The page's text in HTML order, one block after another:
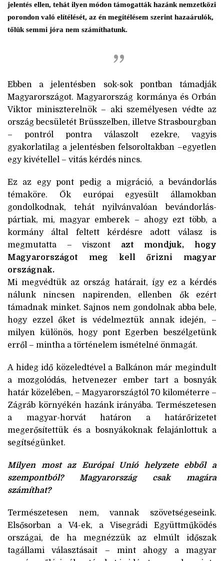
jelentés ellen, tehát ilyen módon támogatták hazánk nemzetközi
porondon való elítélését, az én megítélésem szerint hazaárulók,
tőlük semmi jóra nem számíthatunk.
Ebben a jelentésben sok-sok pontban támadják
Magyarországot. Magyarország kormánya és Orbán
Viktor miniszterelnök – aki személyesen védte az
ország becsületét Brüsszelben, illetve Strasbourgban
– pontról pontra válaszolt ezekre, vagyis
gyakorlatilag a jelentésben felsoroltakban –egyetlen
egy kivétellel – vitás kérdés nincs.
Ez az egy pont pedig a migráció, a bevándorlás
témaköre. Ők európai egyesült államokban
gondolkodnak, tehát nyilvánvalóan bevándorlás-
pártiak, mi, magyar emberek – ahogy ezt több, a
kormány által feltett kérdésre adott válasz is
megmutatta – viszont azt mondjuk, hogy
Magyarországot meg kell őrizni magyar
országnak.
Mi megvédtük az ország határait, így ez a kérdés
nálunk nincsen napirenden, ellenben ők ezért
támadnak minket. Sajnos nem gondolnak abba bele,
hogy ezzel őket is védelmeztük annak idején, –
milyen különös, hogy pont Egerben beszélgetünk
erről – mintha a történelem ismételné önmagát.
A hideg idő közeledtével a Balkánon már megindult
a mozgolódás, hetvenezer ember tart a bosnyák
határ közelében, – Magyarországtól 70 kilométerre –
Zágráb környékén hazánk irányába. Természetesen
a magyar-horvát határon a határőrizetet
megerősítettük és a bosnyákoknak felajánlottuk a
segítségünket.
Milyen most az Európai Unió helyzete ebből a
szempontból? Magyarország csak magára
számíthat?
Természetesen nem, vannak szövetségeseink.
Elsősorban a V4-ek, a Visegrádi Együttműködés
országai, de ha megnézzük az elmúlt időszak
tagállami választásait – mint ahogy a magyar